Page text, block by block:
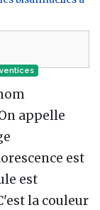
appelle
est
est
la couleur